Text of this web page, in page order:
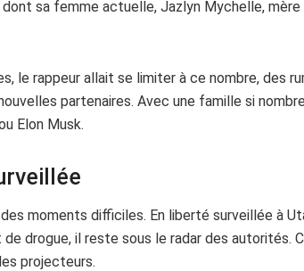
sa femme actuelle, Jazlyn Mychelle, mère
le rappeur allait se limiter à ce nombre, des
partenaires. Avec une famille si
Elon Musk.
moments difficiles. En liberté surveillée à
drogue, il reste sous le radar des autorités.
projecteurs.